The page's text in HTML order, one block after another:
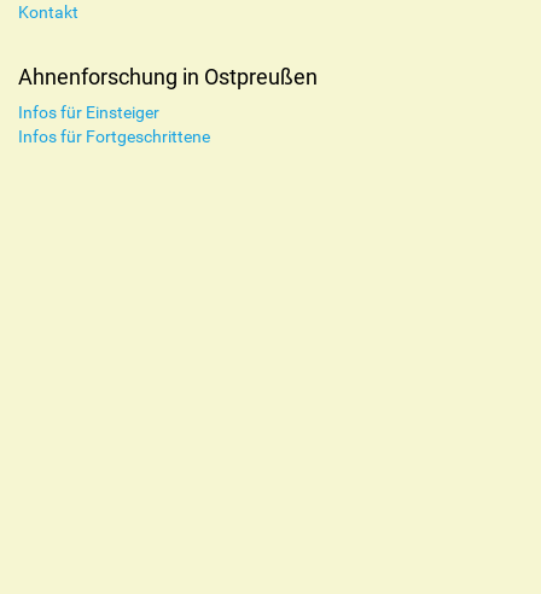
Kontakt
Ahnenforschung in Ostpreußen
Infos für Einsteiger
Infos für Fortgeschrittene